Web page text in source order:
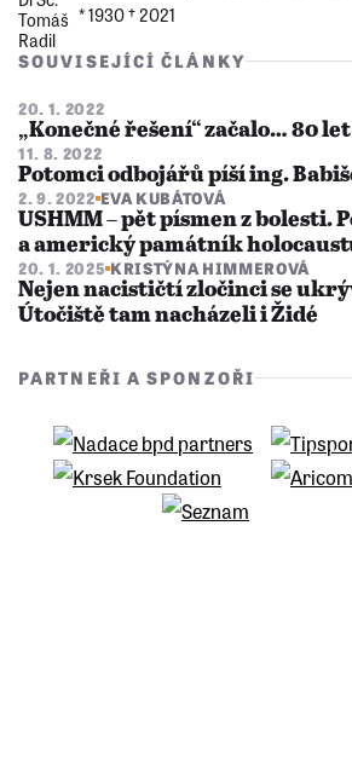
* 1930 †︎ 2021
SOUVISEJÍCÍ ČLÁNKY
20. 1. 2022
„Konečné řešení“ začalo… 80 let
11. 8. 2022
Potomci odbojářů píší ing.
2. 9. 2022 EVA KUBÁTOVÁ
USHMM – pět písmen z bolesti.
a americký památník
20. 1. 2025 KRISTÝNA HIMMEROVÁ
Nejen nacističtí zločinci se
Útočiště tam nacházeli i Židé
PARTNEŘI A SPONZOŘI